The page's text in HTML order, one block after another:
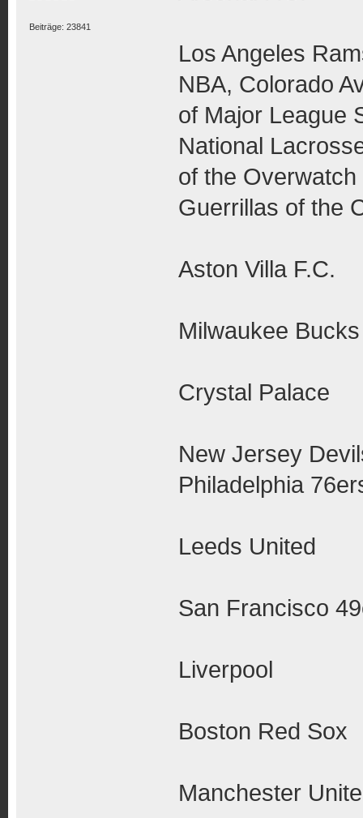
Beiträge: 23841
Los Angeles
NBA, Colorado
of Major League
National
of the
Guerrillas of the
Aston Villa F.C.
Milwaukee
Crystal Palace
New Jersey
Philadelphia
Leeds United
San Francisco
Liverpool
Boston Red Sox
Manchester